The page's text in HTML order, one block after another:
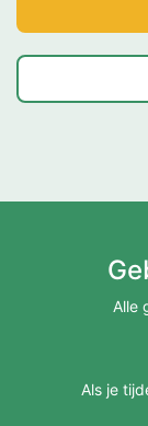
Alle
Als je